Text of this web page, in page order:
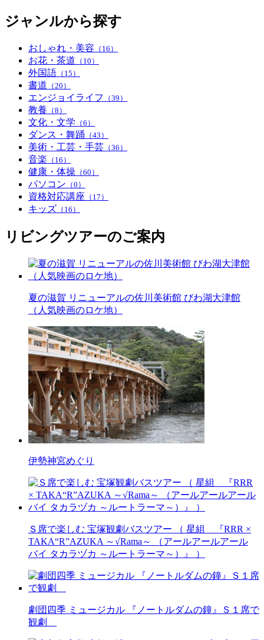
ジャンルから探す
おしゃれ・美容 （16）
お花・茶道 （10）
外国語 （15）
書道 （20）
エンジョイライフ （39）
教養 （8）
文化・文学 （6）
ダンス・舞踊 （43）
美術・工芸・手芸 （36）
音楽 （16）
健康・体操 （60）
パソコン （0）
資格対応講座 （17）
キッズ （16）
リビングツアーのご案内
夏の滋賀 リニューアルの佐川美術館 びわ湖大津館
（人気映画のロケ地）
伊勢神宮めぐり
Ｓ席で楽しむ 宝塚観劇バスツアー （ 星組 『RRR ×
TAKA“R”AZUKA ～√Rama～ （アールアールアール
バイ タカラヅカ ～ルートラーマ～）』 ）
劇団四季 ミュージカル 『ノートルダムの鐘』Ｓ１席で
観劇